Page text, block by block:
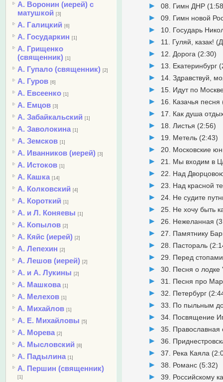
А. Воронин (иерей) с
матушкой [3]
А. Галицкий [6]
А. Государкин [1]
А. Грищенко
(священник) [1]
А. Гупало (священник) [2]
А. Гуров [6]
А. Евсеенко [1]
А. Емцов [3]
А. Забайкальский [1]
А. Заволокина [1]
А. Земсков [1]
А. Иванников (иерей) [3]
А. Истоков [1]
А. Кашка [14]
А. Колковский [4]
А. Короткий [1]
А. и Л. Коняевы [1]
А. Копылов [2]
А. Кяйс (иерей) [2]
А. Лепехин [2]
А. Лешов (иерей) [2]
А. и А. Лукины [2]
А. Машкова [1]
А. Мелехов [1]
А. Михайлов [1]
А. Е. Михайловы [5]
А. Морева [2]
А. Мысловский [8]
А. Падылина [1]
А. Першин (священник)
[1]
08. Гимн ДНР
09. Гимн новой
10. Государь
11. Гуляй, казак!
12. Дорога (2:30)
13. Екатеринбург
14. Здравствуй,
15. Идут по
16. Казачья песня
17. Как душа
18. Листья (2:56)
19. Метель (2:43)
20. Московские
21. Мы входим в
22. Над
23. Над красной
24. Не судите
25. Не хочу быть
26. Нежеланная
27. Памятнику
28. Пастораль
29. Перед
30. Песня о лодке
31. Песня про
32. Петербург
33. По пыльным
34. Посвящение
35. Православная
36.
37. Река Каяла
38. Романс (5:32)
39. Российскому